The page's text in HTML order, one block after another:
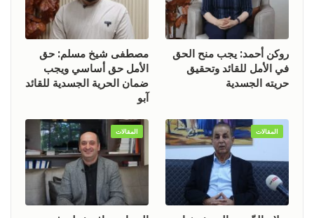
روكن أحمد: يجب منح الحق
في الأمل للقائد وتحقيق
حريته الجسدية
مصطفى شيخ مسلم: حق
الأمل حق أساسي ويجب
ضمان الحرية الجسدية للقائد
آبو
المقالات المقالات